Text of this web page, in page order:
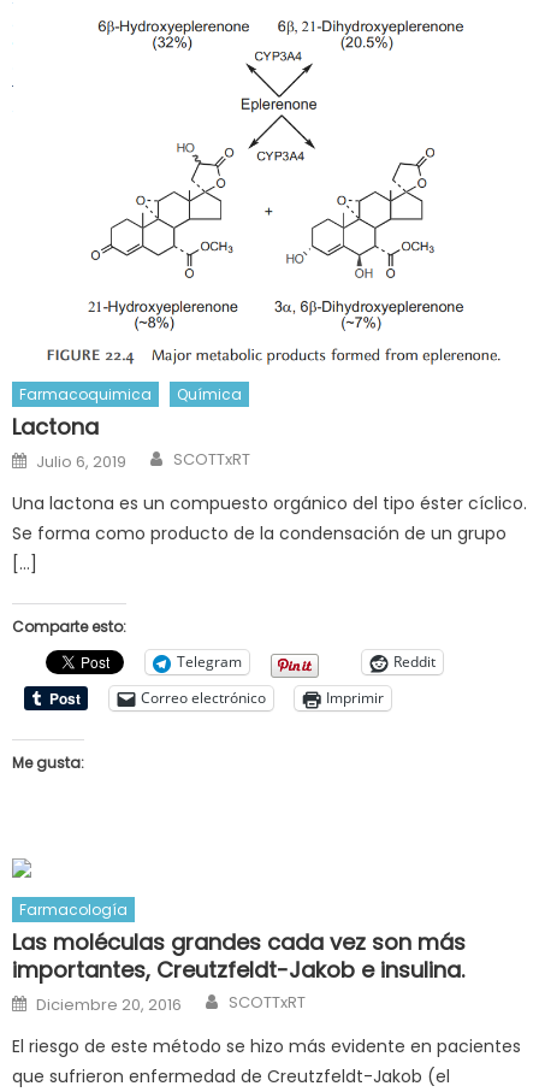
Farmacoquimica Química
Lactona
Posted
on
Julio 6, 2019 Author
SCOTTxRT
Una lactona es un compuesto orgánico del tipo éster cíclico.​
Se forma como producto de la condensación de un grupo
[…]
Comparte esto:
Telegram
Reddit
Correo electrónico
Imprimir
Me gusta:
Farmacología
Las moléculas grandes cada vez son más
importantes, Creutzfeldt-Jakob e insulina.
Posted
on
Diciembre 20, 2016 Author
SCOTTxRT
El riesgo de este método se hizo más evidente en pacientes
que sufrieron enfermedad de Creutzfeldt-Jakob (el